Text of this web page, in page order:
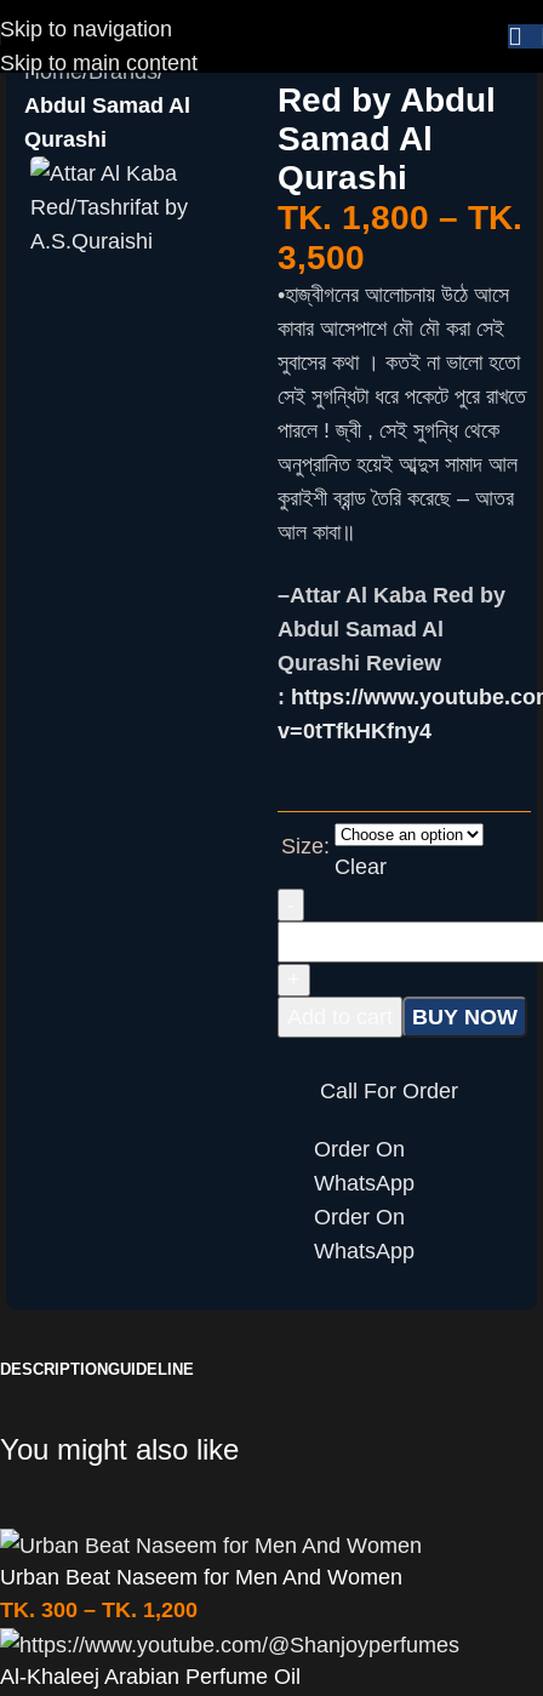
Skip to navigation
Skip to main content
Home Brands
Abdul Samad Al
Qurashi
Red by Abdul
Samad Al
Qurashi
TK. 1,800 – TK.
3,500
•হাজ্বীগনের আলোচনায় উঠে আসে
কাবার আসেপাশে মৌ মৌ করা সেই
সুবাসের কথা । কতই না ভালো হতো
সেই সুগন্ধিটা ধরে পকেটে পুরে রাখতে
পারলে ! জ্বী , সেই সুগন্ধি থেকে
অনুপ্রানিত হয়েই আব্দুস সামাদ আল
কুরাইশী ব্রান্ড তৈরি করেছে – আতর
আল কাবা॥
–Attar Al Kaba Red by
Abdul Samad Al
Qurashi Review
: https://
v=0tTfkHKfny4
Size:
Clear
BUY NOW
Call For Order
Order On
WhatsApp
Order On
WhatsApp
DESCRIPTIONGUIDELINE
You might also like
Urban Beat Naseem for Men And Women
TK. 300 – TK. 1,200
Al-Khaleej Arabian Perfume Oil